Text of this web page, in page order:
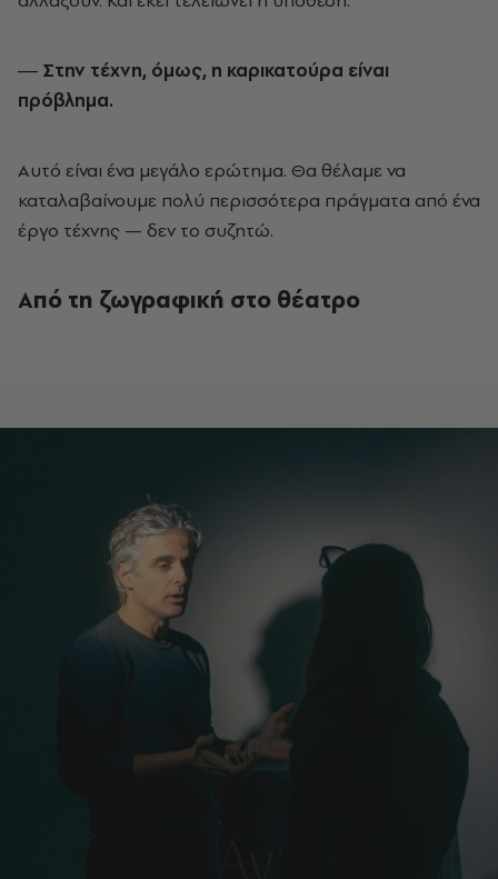
― Στην τέχνη, όμως, η καρικατούρα είναι
πρόβλημα.
Αυτό είναι ένα μεγάλο ερώτημα. Θα θέλαμε να
καταλαβαίνουμε πολύ περισσότερα πράγματα από ένα
έργο τέχνης — δεν το συζητώ.
Από τη ζωγραφική στο θέατρο